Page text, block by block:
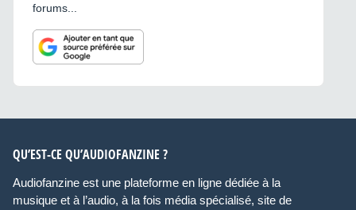
forums...
QU’EST-CE QU’AUDIOFANZINE ?
Audiofanzine est une plateforme en ligne dédiée à la
musique et à l’audio, à la fois média spécialisé, site de